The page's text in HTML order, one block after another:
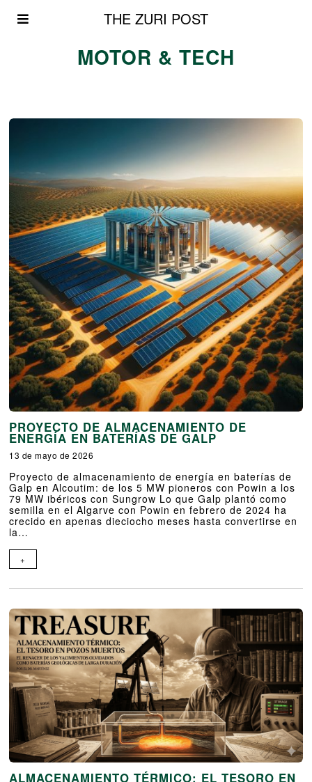
THE ZURI POST
MOTOR & TECH
PROYECTO DE ALMACENAMIENTO DE
ENERGÍA EN BATERÍAS DE GALP
13 de mayo de 2026
Proyecto de almacenamiento de energía en baterías de
Galp en Alcoutim: de los 5 MW pioneros con Powin a los
79 MW ibéricos con Sungrow Lo que Galp plantó como
semilla en el Algarve con Powin en febrero de 2024 ha
crecido en apenas dieciocho meses hasta convertirse en
la…
+
ALMACENAMIENTO TÉRMICO: EL TESORO EN